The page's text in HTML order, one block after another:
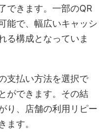
できます。一部のQR
能で、幅広いキャッシ
る構成となっていま
支払い方法を選択で
ができます。その結
り、店舗の利用リピー
ます。